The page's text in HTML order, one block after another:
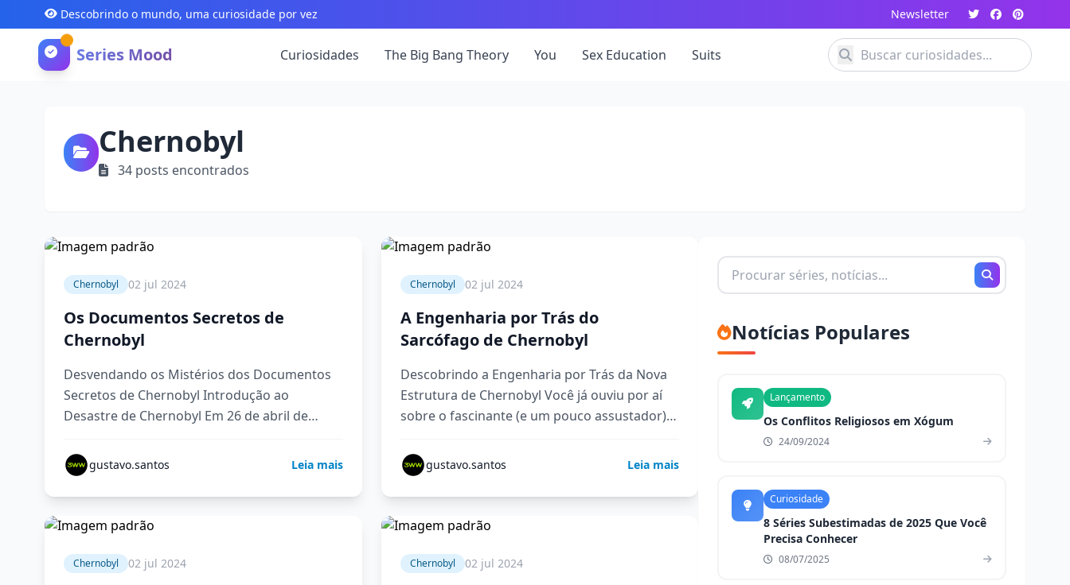
Descobrindo o mundo, uma curiosidade por vez Newsletter
Series Mood Curiosidades The Big Bang Theory You Sex Education Suits
Chernobyl
34 posts encontrados
Chernobyl 02 jul 2024
Os Documentos Secretos de
Chernobyl
Desvendando os Mistérios dos Documentos
Secretos de Chernobyl Introdução ao
Desastre de Chernobyl Em 26 de abril de
maiores…gustavo.santos Leia mais
Chernobyl 02 jul 2024
A Engenharia por Trás do
Sarcófago de Chernobyl
Descobrindo a Engenharia por Trás da Nova
Estrutura de Chernobyl Você já ouviu por aí
sobre o fascinante (e um pouco assustador)
gustavo.santos Leia mais
Chernobyl 02 jul 2024 Chernobyl 02 jul 2024
Buscando
por:
Notícias Populares
Lançamento
Os Conflitos Religiosos em Xógum
24/09/2024
Curiosidade
8 Séries Subestimadas de 2025 Que Você
Precisa Conhecer
08/07/2025